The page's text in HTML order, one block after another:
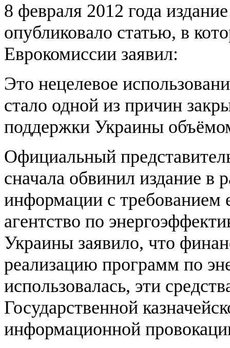
8 февраля 2012 года
опубликовало статью, в
Еврокомиссии заявил:
Это нецелевое
стало одной из причин
поддержки Украины
Официальный
сначала обвинил издание в
информации с требованием
агентство по
Украины заявило, что
реализацию программ по
использовалась, эти
Государственной
информационной